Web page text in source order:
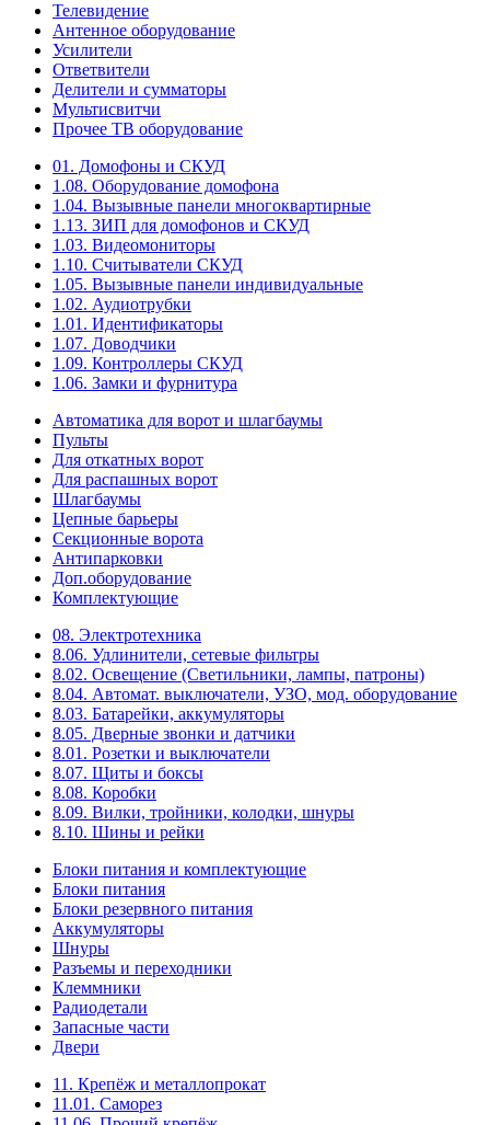
Телевидение
Антенное оборудование
Усилители
Ответвители
Делители и сумматоры
Мультисвитчи
Прочее ТВ оборудование
01. Домофоны и СКУД
1.08. Оборудование домофона
1.04. Вызывные панели многоквартирные
1.13. ЗИП для домофонов и СКУД
1.03. Видеомониторы
1.10. Считыватели СКУД
1.05. Вызывные панели индивидуальные
1.02. Аудиотрубки
1.01. Идентификаторы
1.07. Доводчики
1.09. Контроллеры СКУД
1.06. Замки и фурнитура
Автоматика для ворот и шлагбаумы
Пульты
Для откатных ворот
Для распашных ворот
Шлагбаумы
Цепные барьеры
Секционные ворота
Антипарковки
Доп.оборудование
Комплектующие
08. Электротехника
8.06. Удлинители, сетевые фильтры
8.02. Освещение (Светильники, лампы, патроны)
8.04. Автомат. выключатели, УЗО, мод. оборудование
8.03. Батарейки, аккумуляторы
8.05. Дверные звонки и датчики
8.01. Розетки и выключатели
8.07. Щиты и боксы
8.08. Коробки
8.09. Вилки, тройники, колодки, шнуры
8.10. Шины и рейки
Блоки питания и комплектующие
Блоки питания
Блоки резервного питания
Аккумуляторы
Шнуры
Разъемы и переходники
Клеммники
Радиодетали
Запасные части
Двери
11. Крепёж и металлопрокат
11.01. Саморез